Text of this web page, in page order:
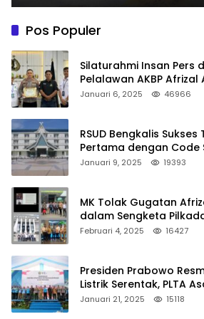
Pos Populer
Silaturahmi Insan Pers
Pelalawan AKBP Afrizal
Januari 6, 2025 46966
RSUD Bengkalis
Pertama dengan Code
Januari 9, 2025 19393
MK Tolak Gugatan
dalam Sengketa
Februari 4, 2025 16427
Presiden Prabowo
Listrik Serentak, PLTA
Januari 21, 2025 15118